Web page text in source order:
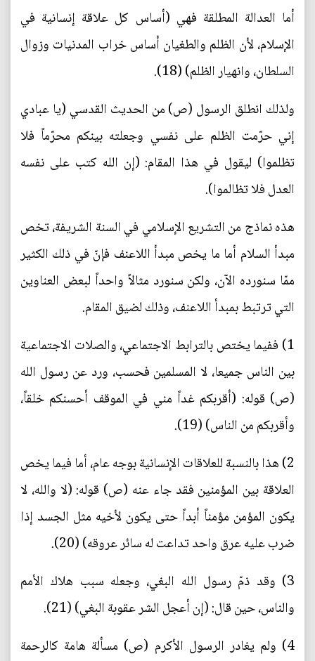
أما العدالة المطلقة فهي (أساس كل علاقة إنسانية في
الإسلام، لأن الظلم والطغيان أساس خراب المدنيات وزوال
السلطان، وانهيار الظلم) (18).
ولذلك انطلق الرسول (ص) من الحديث القدسي (يا عبادي
إني حرّمت الظلم على نفسي وجعلته بينكم محرّماً فلا
تظلموا) ليقول في هذا المقام: (إن الله كتب على نفسه
العدل فلا تظالموا).
هذه نماذج من التشريع الإسلامي في السنة الشريفة، تخص
مبدأ السلام أما ما يخص مبدأ اللاعنف فإنّ في ذلك الكثير
ممّا سنورده الآن، ولكن سنورد مثالاً واحداً لبعض العناوين
التي ترتبط بمبدأ اللاعنف، وذلك لضيق المقام.
1) ففيما يختص بالترابط الاجتماعي، والصلات الاجتماعية
بين الناس جميعا، لا المسلمين فحسب، ورد عن رسول الله
(ص) قوله: (أقربكم غداً مني في الموقف أحسنكم خلقاً،
وأقربكم من الناس) (19).
2) هذا بالنسبة للعلاقات الإنسانية بوجه عام، أما فيما يخص
العلاقة بين المؤمنين فقد جاء عنه (ص) قوله: (لا والله، لا
يكون المؤمن مؤمناً أبداً حتى يكون لأخيه مثل الجسد إذا
ضرب عليه عرق واحد تداعت له سائر عروقه) (20).
3) وقد ذمّ رسول الله البغي، وجعله سبب هلاك الأمم
والناس، حين قال: (إن أعجل الشر عقوبة البغي) (21).
4) ولم يغادر الرسول الأكرم (ص) مسألة هامة كالرحمة